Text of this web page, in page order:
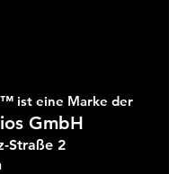
™ ist eine Marke der
GmbH
Straße 2